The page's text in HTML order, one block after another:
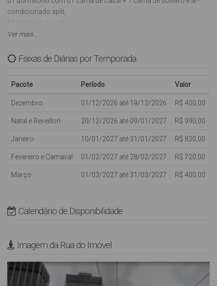
condicionado split,
01 banheiro social,
Sala com Smart TV ( sem Antena para conectar),
Churrasqueira na sacada,
INTERNET WIFI (sujeito a oscilações e indisponibilidade,
INCLUSANO VALOR DA DIÁRIA)
Aceita-se animal de pequeno porte.
Com capacidade para 06 pessoas,
Criancas de qualquer idade são bem vindas. porém dentro da
AVISO: As Vagas de garagem são destinadas a veículos de
Ver mais...
Faixas de Diárias por Temporada
Pacote Período Valor
Dezembro 01/12/2026 até 19/12/2026 R$ 400,00
Natal e Reveillon 20/12/2026 até 09/01/2027 R$ 990,00
Janeiro 10/01/2027 até 31/01/2027 R$ 830,00
Fevereiro e Carnaval 01/02/2027 até 28/02/2027 R$ 720,00
Março 01/03/2027 até 31/03/2027 R$ 400,00
Calendário de Disponibilidade
Imagem da Rua do Imóvel